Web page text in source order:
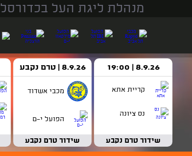
מנהלת ליגת העל בכדורסל
8.9.26 | 19:00
קריית אתא
נס ציונה
שידור טרם נקבע
8.9.26 | טרם נקבע
מכבי אשדוד
הפועל י-ם
שידור טרם נקבע